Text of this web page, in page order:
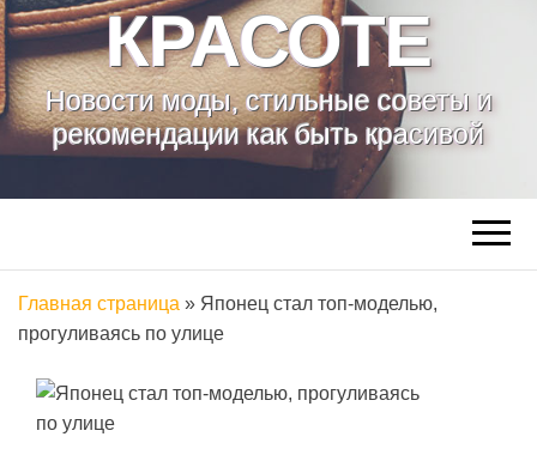
КРАСОТЕ
Новости моды, стильные советы и
рекомендации как быть красивой
Главная страница » Японец стал топ-моделью,
прогуливаясь по улице